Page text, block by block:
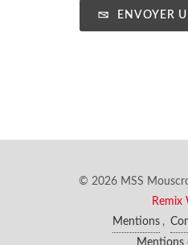
ENVOYER
© 2026 MSS
Remix
Mentions ,
Mentions